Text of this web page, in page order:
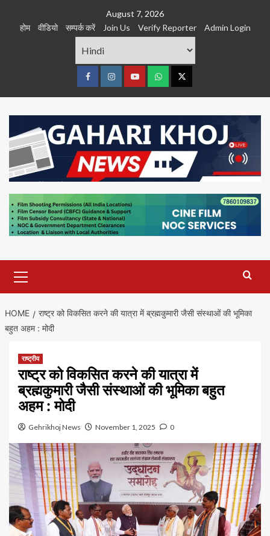
August 7, 2026
होम
वीडियो सम्पर्क करें Join Us Verify Reporter Admin Login
FacebookInstagramyoutubeWhatsTwitter
Menu
HOME
राष्ट्र को विकसित करने की यात्रा में ब्रह्मकुमारी जैसी संस्थाओं की भूमिका
बहुत अहम : मोदी
राष्ट्रीय
राष्ट्र को विकसित करने की यात्रा में
ब्रह्मकुमारी जैसी संस्थाओं की भूमिका बहुत
अहम : मोदी
Gehrikhoj News November 1, 2025 0